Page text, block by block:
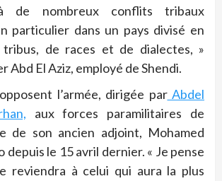
de nombreux conflits tribaux
particulier dans un pays divisé en
de races et de dialectes, »
Abd El Aziz, employé de Shendi.
l’armée, dirigée parAbdel
aux forces paramilitaires de
de son ancien adjoint, Mohamed
depuis le 15 avril dernier. « Je pense
reviendra à celui qui aura la plus